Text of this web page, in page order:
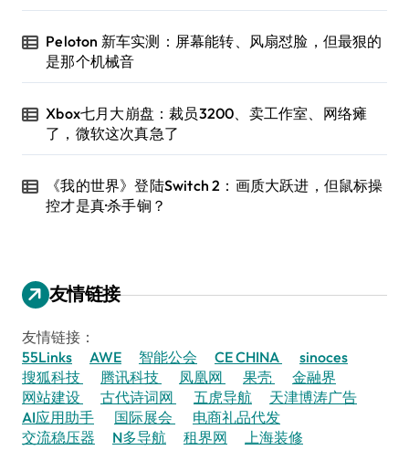
Peloton 新车实测：屏幕能转、风扇怼脸，但最狠的
是那个机械音
Xbox七月大崩盘：裁员3200、卖工作室、网络瘫
了，微软这次真急了
《我的世界》登陆Switch 2：画质大跃进，但鼠标操
控才是真·杀手锏？
友情链接
友情链接：
55Links
AWE 智能公会 CE CHINA
sinoces
搜狐科技
腾讯科技 凤凰网 果壳
金融界
网站建设
古代诗词网 五虎导航
天津博涛广告
AI应用助手
国际展会
电商礼品代发
交流稳压器
N多导航 租界网 上海装修